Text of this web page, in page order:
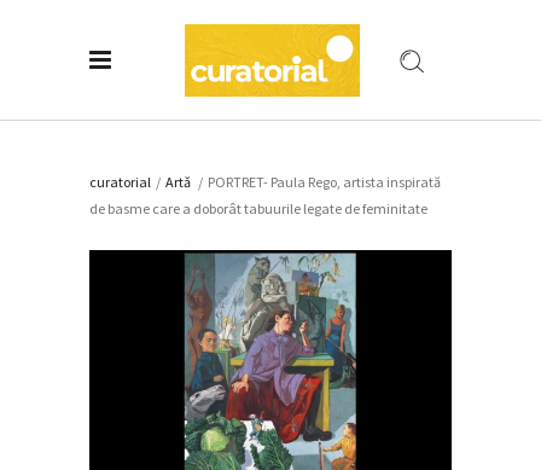
curatorial / Artǎ / PORTRET- Paula Rego, artista inspirată
de basme care a doborât tabuurile legate de feminitate